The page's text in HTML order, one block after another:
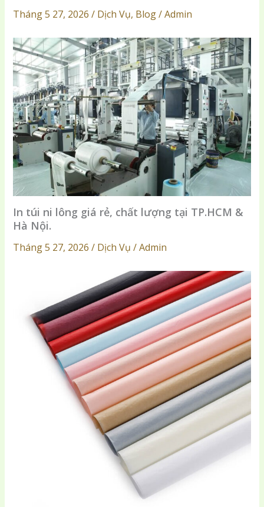
Tháng 5 27, 2026 / Dịch Vụ, Blog / Admin
In túi ni lông giá rẻ, chất lượng tại TP.HCM &
Hà Nội.
Tháng 5 27, 2026 / Dịch Vụ / Admin